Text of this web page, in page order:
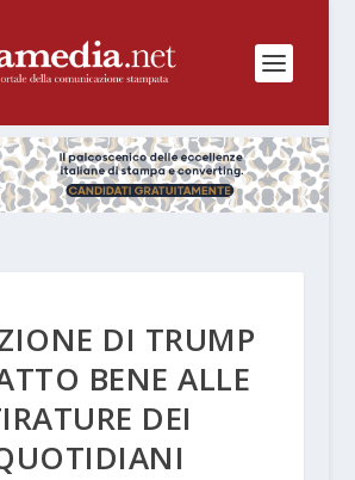
DI TRUMP
BENE ALLE
DEI